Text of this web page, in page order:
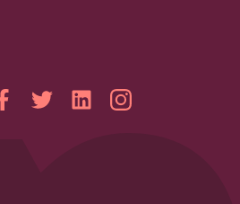
Facebook
TwitterLinkedinInstagram